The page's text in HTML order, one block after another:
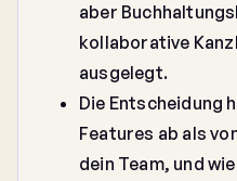
aber
kollaborative
ausgelegt.
Die Entscheidung
Features ab als
dein Team, und